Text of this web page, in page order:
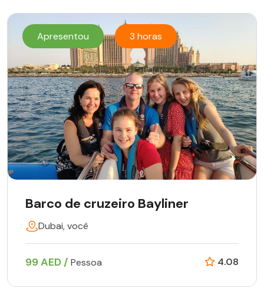
Apresentou 3 horas
Barco de cruzeiro Bayliner
Dubai, você
99 AED / Pessoa 4.08